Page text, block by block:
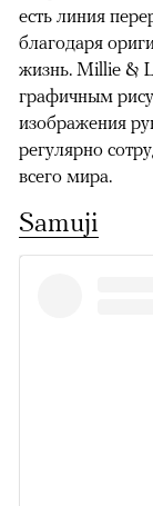
есть линия
благодаря
жизнь. Millie &
графичным
изображения
регулярно
всего мира.
Samuji